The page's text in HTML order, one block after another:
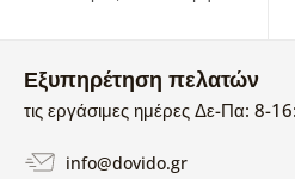
Εξυπηρέτηση πελατών
τις εργάσιμες ημέρες Δε-Πα: 8-
info@dovido.gr